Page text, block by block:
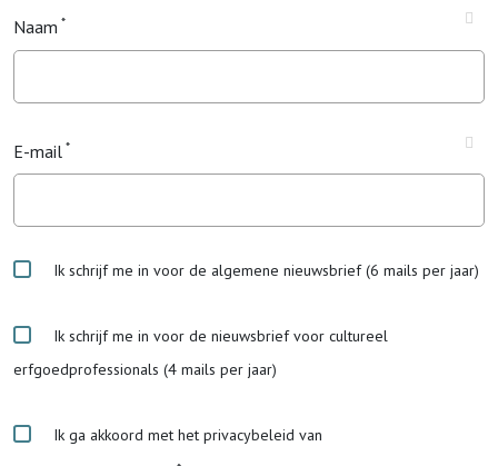
Naam
E-mail
Ik schrijf me in voor de algemene nieuwsbrief (6 mails per jaar)
Ik schrijf me in voor de nieuwsbrief voor cultureel
erfgoedprofessionals (4 mails per jaar)
Ik ga akkoord met het privacybeleid van